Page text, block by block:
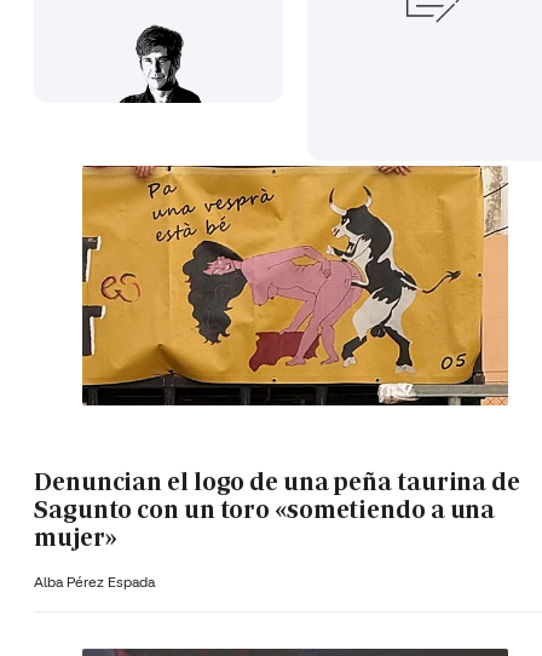
Denuncian el logo de una peña taurina de
Sagunto con un toro «sometiendo a una
mujer»
Alba Pérez Espada